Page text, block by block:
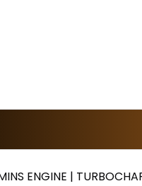
ENGINE |